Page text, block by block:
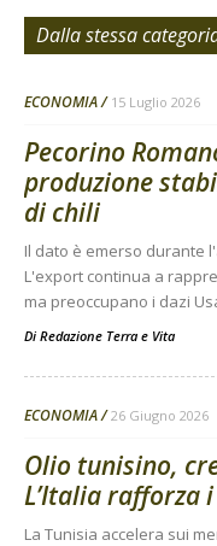
Dalla stessa
ECONOMIA 15 Luglio 2026
Pecorino
produzione
di chili
Il dato è emerso durante
L'export continua a
ma preoccupano i dazi
Di Redazione Terra e Vita
ECONOMIA 26 Giugno 2026
Olio tunisino,
L’Italia rafforza
La Tunisia accelera sui